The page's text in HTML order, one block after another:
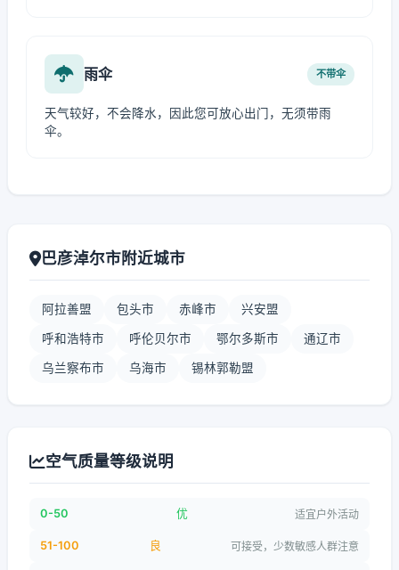
雨伞 不带伞
天气较好，不会降水，因此您可放心出门，无须带雨
伞。
巴彦淖尔市附近城市
阿拉善盟 包头市 赤峰市 兴安盟
呼和浩特市 呼伦贝尔市 鄂尔多斯市 通辽市
乌兰察布市 乌海市 锡林郭勒盟
空气质量等级说明
0-50 优 适宜户外活动
51-100 良 可接受，少数敏感人群注意